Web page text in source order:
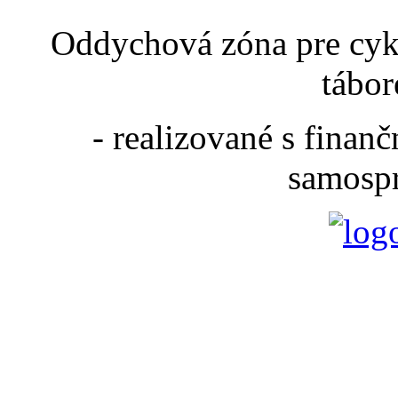
Oddychová zóna pre
- realizované s